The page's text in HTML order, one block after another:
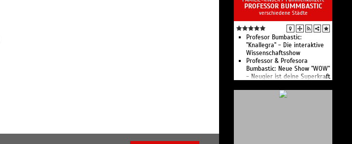
Welterbe Museumsinsel
Familien- und
Kinderprogramm der
Staatlichen Museen zu Berlin
PROFESSOR BUMMBASTIC
verschiedene Städte
Profesor Bumbastic:
"Knallegra" - Die interaktive
Wissenschaftsshow
Professor & Profesora
Bumbastic: Neue Show "WOW"
- Neugier ist deine Superkraft
Wissenschaftsshow für Kinder
von 5-99 Jahren